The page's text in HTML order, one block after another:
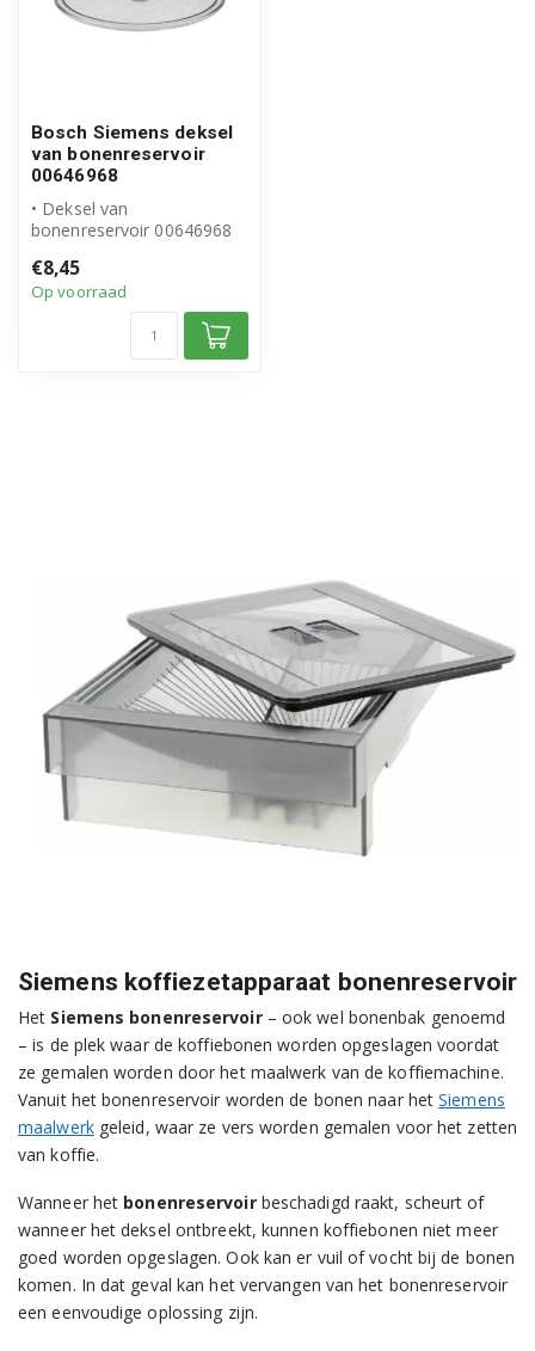
Bosch Siemens deksel
van bonenreservoir
00646968
• Deksel van
bonenreservoir 00646968
product
€8,45
Op voorraad
Siemens koffiezetapparaat bonenreservoir
Het Siemens bonenreservoir– ook wel bonenbak genoemd
– is de plek waar de koffiebonen worden opgeslagen voordat
ze gemalen worden door het maalwerk van de koffiemachine.
Vanuit het bonenreservoir worden de bonen naar hetSiemens
maalwerkgeleid, waar ze vers worden gemalen voor het zetten
van koffie.
Wanneer het bonenreservoirbeschadigd raakt, scheurt of
wanneer het deksel ontbreekt, kunnen koffiebonen niet meer
goed worden opgeslagen. Ook kan er vuil of vocht bij de bonen
komen. In dat geval kan het vervangen van het bonenreservoir
een eenvoudige oplossing zijn.